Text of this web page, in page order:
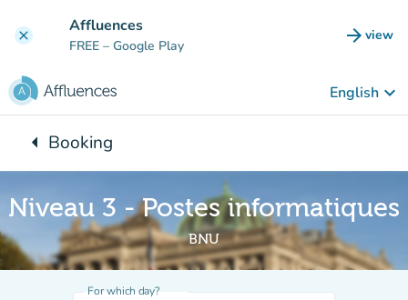
clear Affluences
FREE – Google Play arrow_forward view
(new
English keyboard_arrow_down
arrow_leftBack to:
Booking
Niveau 3 - Postes informatiques
BNU
For which day?